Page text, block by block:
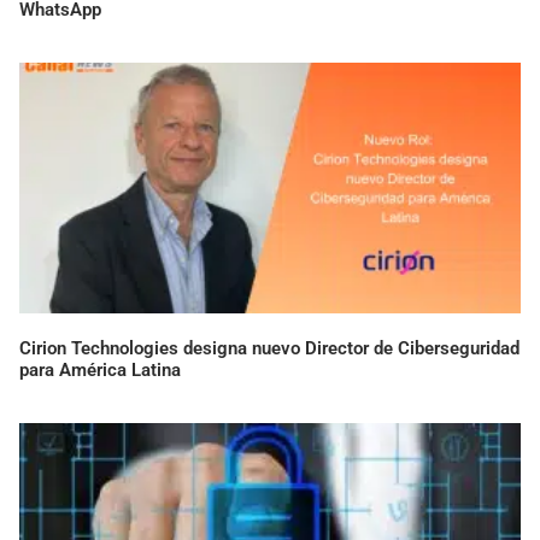
WhatsApp
Cirion Technologies designa nuevo Director de Ciberseguridad
para América Latina